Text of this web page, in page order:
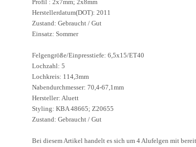
Profil : 2x7mm; 2x8mm
Herstellerdatum(DOT): 2011
Zustand: Gebraucht / Gut
Einsatz: Sommer
Felgengröße/Einpresstiefe: 6,5x15/ET40
Lochzahl: 5
Lochkreis: 114,3mm
Nabendurchmesser: 70,4-67,1mm
Hersteller: Aluett
Styling: KBA 48665; Z20655
Zustand: Gebraucht / Gut
Bei diesem Artikel handelt es sich um 4 Alufelgen mit